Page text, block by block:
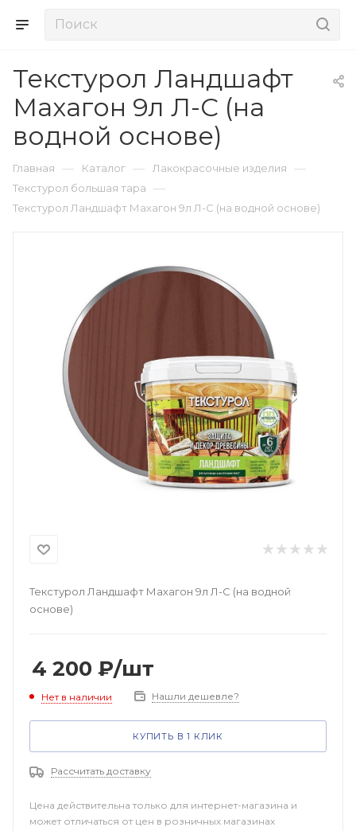
Текстурол Ландшафт
Махагон 9л Л-С (на
водной основе)
Главная — Каталог — Лакокрасочные изделия —
Текстурол большая тара —
Текстурол Ландшафт Махагон 9л Л-С (на водной основе)
Текстурол Ландшафт Махагон 9л Л-С (на водной
основе)
4 200 ₽/шт
Нет в наличии Нашли дешевле?
КУПИТЬ В 1 КЛИК
Рассчитать доставку
Цена действительна только для интернет-магазина и
может отличаться от цен в розничных магазинах